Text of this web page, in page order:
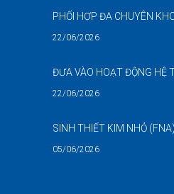
22/06/2026
22/06/2026
05/06/2026